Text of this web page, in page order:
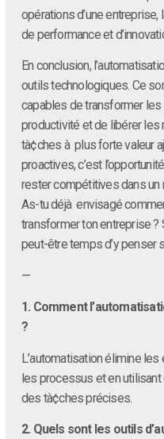
opérations d’une
de performance et
En conclusion,
outils technologiques. Ce
capables de transformer les
productivité et de libérer
tà¢ches à plus forte valeur
proactives, c’est
rester compétitives dans un
As-tu déjà envisagé
transformer ton entreprise ?
peut-être temps d’y penser
—
1. Comment
?
L’automatisation élimine
les processus et en
des tà¢ches précises.
2. Quels sont les outils